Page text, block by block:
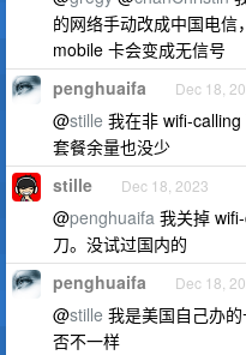
的网络手动改成中国电信
mobile 卡会变成无信号
penghuaifa Dec 18,
@stille 我在非 wifi-calling
套餐余量也没少
stille Dec 18, 2023
@penghuaifa 我关掉
刀。没试过国内的
penghuaifa Dec 18,
@stille 我是美国自己办
否不一样